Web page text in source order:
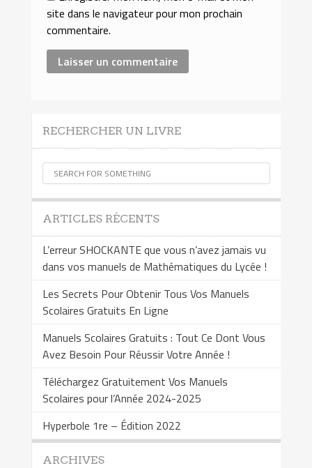
site dans le navigateur pour mon prochain
commentaire.
RECHERCHER UN LIVRE
ARTICLES RÉCENTS
L’erreur SHOCKANTE que vous n’avez jamais vu
dans vos manuels de Mathématiques du Lycée !
Les Secrets Pour Obtenir Tous Vos Manuels
Scolaires Gratuits En Ligne
Manuels Scolaires Gratuits : Tout Ce Dont Vous
Avez Besoin Pour Réussir Votre Année !
Téléchargez Gratuitement Vos Manuels
Scolaires pour l’Année 2024-2025
Hyperbole 1re – Édition 2022
ARCHIVES